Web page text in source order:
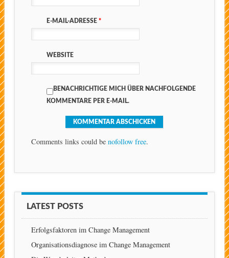
E-MAIL-ADRESSE *
WEBSITE
BENACHRICHTIGE MICH ÜBER NACHFOLGENDE
KOMMENTARE PER E-MAIL.
Comments links could be nofollow free.
LATEST POSTS
Erfolgsfaktoren im Change Management
Organisationsdiagnose im Change Management